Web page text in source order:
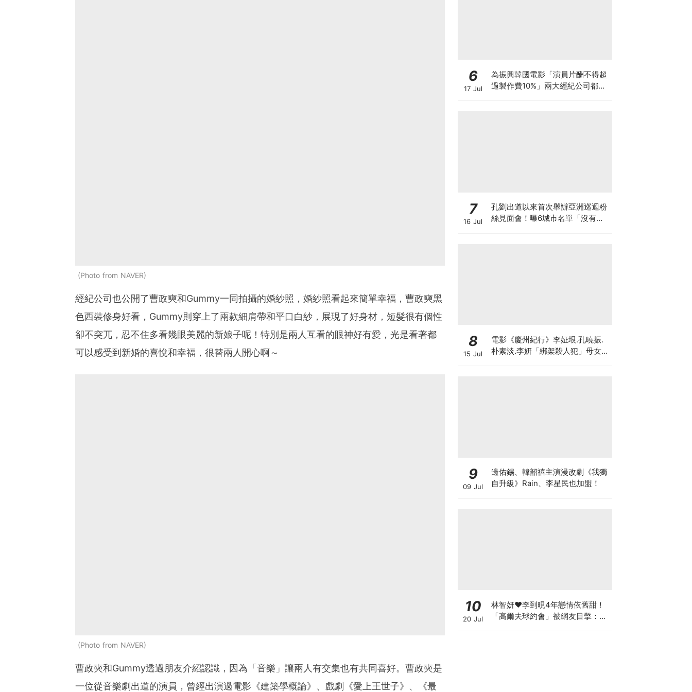
Photo from NAVER
經紀公司也公開了曹政奭和Gummy一同拍攝的婚紗照，婚紗照看起來簡單幸福，曹政奭黑
色西裝修身好看，Gummy則穿上了兩款細肩帶和平口白紗，展現了好身材，短髮很有個性
卻不突兀，忍不住多看幾眼美麗的新娘子呢！特別是兩人互看的眼神好有愛，光是看著都
可以感受到新婚的喜悅和幸福，很替兩人開心啊～
Photo from NAVER
曹政奭和Gummy透過朋友介紹認識，因為「音樂」讓兩人有交集也有共同喜好。曹政奭是
一位從音樂劇出道的演員，曾經出演過電影《建築學概論》、戲劇《愛上王世子》、《最
6
17 Jul
為振興韓國電影「演員片酬不得超
過製作費10%」兩大經紀公司都響
7
16 Jul
孔劉出道以來首次舉辦亞洲巡迴粉
絲見面會！曝6城市名單「沒有台
8
15 Jul
電影《慶州紀行》李姃垠.孔曉振.
朴素淡.李妍「綁架殺人犯」母女檔
9
09 Jul
邊佑錫、韓韶禧主演漫改劇《我獨
自升級》Rain、李星民也加盟！
10
20 Jul
林智妍♥李到晛4年戀情依舊甜！
「高爾夫球約會」被網友目擊：還